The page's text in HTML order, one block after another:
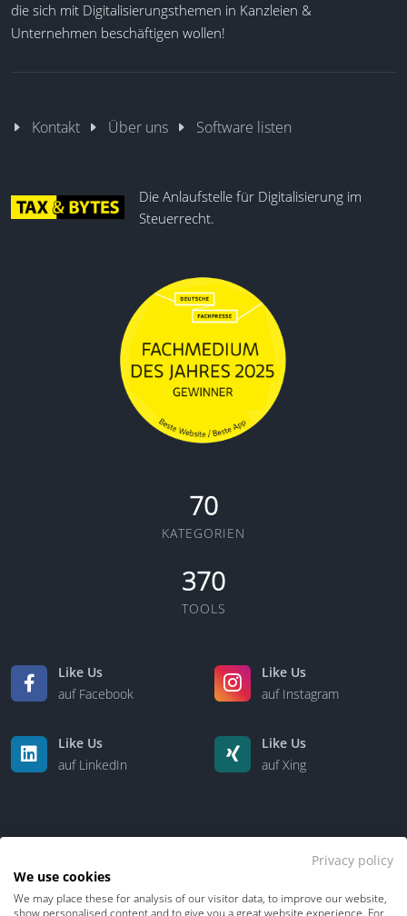
die sich mit Digitalisierungsthemen in Kanzleien &
Unternehmen beschäftigen wollen!
Kontakt Über uns Software listen
Die Anlaufstelle für Digitalisierung im
Steuerrecht.
70
KATEGORIEN
370
TOOLS
Like Us
auf Facebook
Like Us
auf Instagram
Like Us
auf LinkedIn
Like Us
auf Xing
Kontakt Über uns
Privacy policy
We use cookies
We may place these for analysis of our visitor data, to improve our website,
show personalised content and to give you a great website experience. For